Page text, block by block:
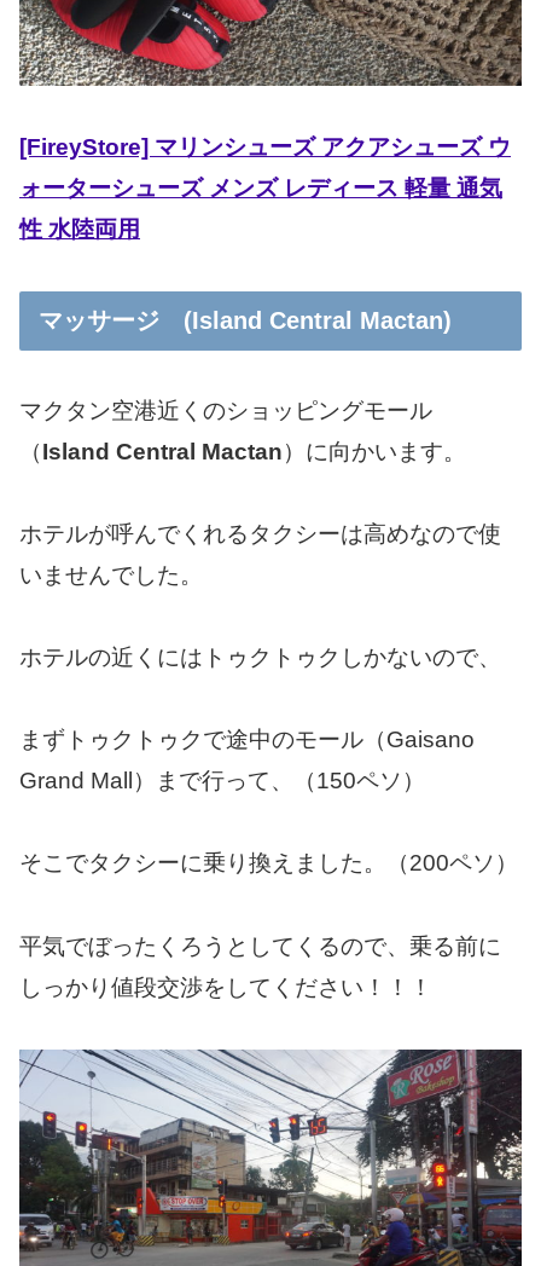
[FireyStore] マリンシューズ アクアシューズ ウ
ォーターシューズ メンズ レディース 軽量 通気
性 水陸両用
マッサージ (Island Central Mactan)
マクタン空港近くのショッピングモール
（Island Central Mactan）に向かいます。
ホテルが呼んでくれるタクシーは高めなので使
いませんでした。
ホテルの近くにはトゥクトゥクしかないので、
まずトゥクトゥクで途中のモール（Gaisano
Grand Mall）まで行って、（150ペソ）
そこでタクシーに乗り換えました。（200ペソ）
平気でぼったくろうとしてくるので、乗る前に
しっかり値段交渉をしてください！！！